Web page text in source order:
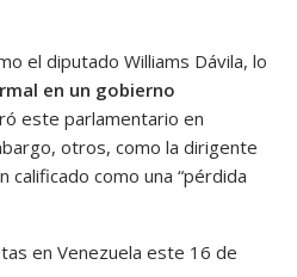
el diputado Williams Dávila, lo
en un gobierno
este parlamentario en
otros, como la dirigente
calificado como una “pérdida